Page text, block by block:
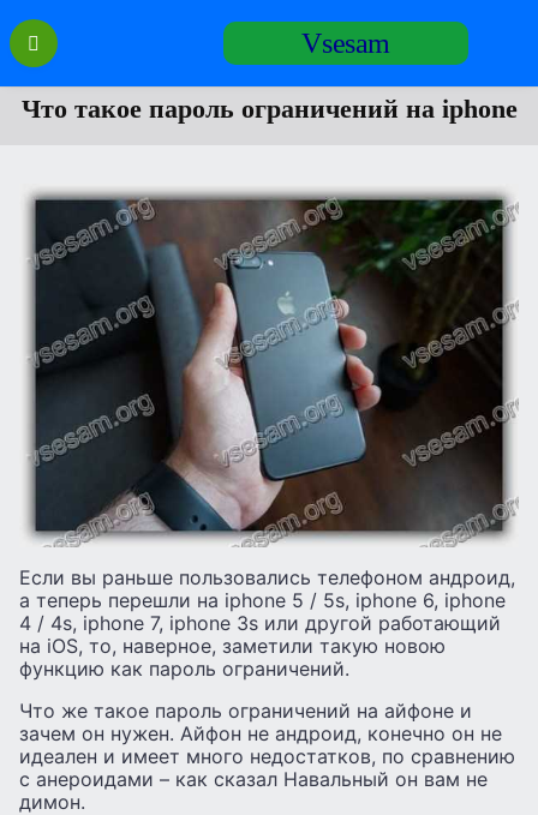
Перейти
содержанию
Vsesam
Что такое пароль ограничений на iphone
Если вы раньше пользовались телефоном андроид,
а теперь перешли на iphone 5 / 5s, iphone 6, iphone
4 / 4s, iphone 7, iphone 3s или другой работающий
на iOS, то, наверное, заметили такую новою
функцию как пароль ограничений.
Что же такое пароль ограничений на айфоне и
зачем он нужен. Айфон не андроид, конечно он не
идеален и имеет много недостатков, по сравнению
с анероидами – как сказал Навальный он вам не
димон.